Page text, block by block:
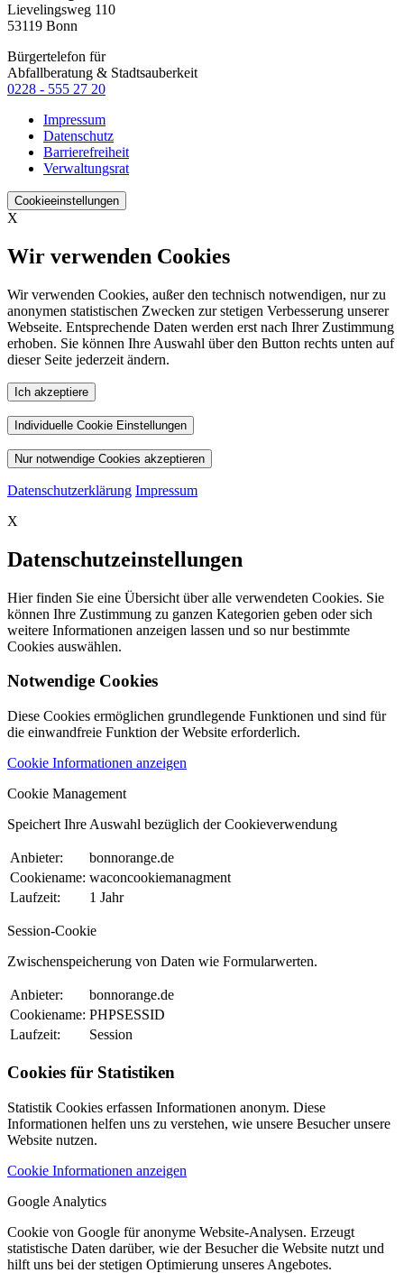
Lievelingsweg 110
53119 Bonn
Bürgertelefon für
Abfallberatung & Stadtsauberkeit
0228 - 555 27 20
Impressum
Datenschutz
Barrierefreiheit
Verwaltungsrat
Cookieeinstellungen
X
Wir verwenden Cookies
Wir verwenden Cookies, außer den technisch notwendigen, nur zu
anonymen statistischen Zwecken zur stetigen Verbesserung unserer
Webseite. Entsprechende Daten werden erst nach Ihrer Zustimmung
erhoben. Sie können Ihre Auswahl über den Button rechts unten auf
dieser Seite jederzeit ändern.
Ich akzeptiere
Individuelle Cookie Einstellungen
Nur notwendige Cookies akzeptieren
Datenschutzerklärung Impressum
X
Datenschutzeinstellungen
Hier finden Sie eine Übersicht über alle verwendeten Cookies. Sie
können Ihre Zustimmung zu ganzen Kategorien geben oder sich
weitere Informationen anzeigen lassen und so nur bestimmte
Cookies auswählen.
Notwendige Cookies
Diese Cookies ermöglichen grundlegende Funktionen und sind für
die einwandfreie Funktion der Website erforderlich.
Cookie Informationen anzeigen
Cookie Management
Speichert Ihre Auswahl bezüglich der Cookieverwendung
Anbieter:
bonnorange.de
Cookiename: waconcookiemanagment
Laufzeit:
1 Jahr
Session-Cookie
Zwischenspeicherung von Daten wie Formularwerten.
Anbieter:
bonnorange.de
Cookiename: PHPSESSID
Laufzeit:
Session
Cookies für Statistiken
Statistik Cookies erfassen Informationen anonym. Diese
Informationen helfen uns zu verstehen, wie unsere Besucher unsere
Website nutzen.
Cookie Informationen anzeigen
Google Analytics
Cookie von Google für anonyme Website-Analysen. Erzeugt
statistische Daten darüber, wie der Besucher die Website nutzt und
hilft uns bei der stetigen Optimierung unseres Angebotes.